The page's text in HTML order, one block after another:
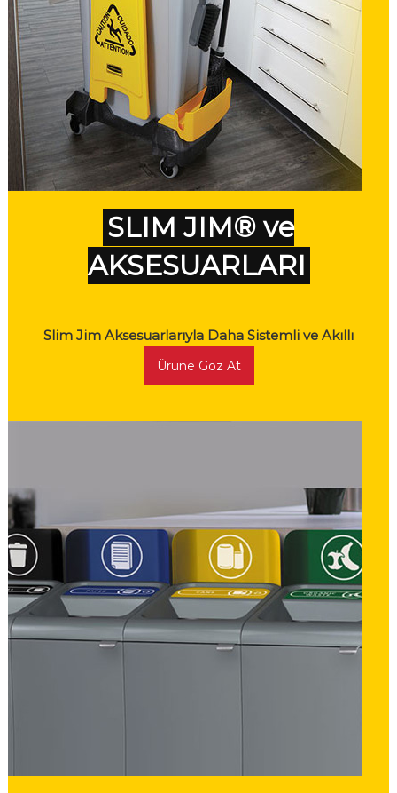
SLIM JIM® ve
AKSESUARLARI
Slim Jim Aksesuarlarıyla Daha Sistemli ve Akıllı
Ürüne Göz At